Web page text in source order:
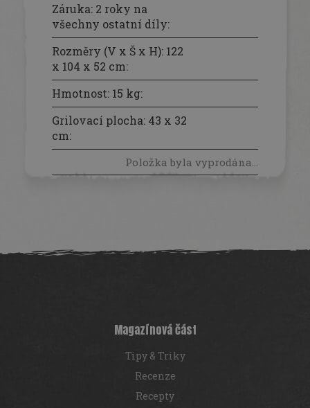
Záruka: 2 roky na
všechny ostatní díly:
Rozměry (V x Š x H): 122
x 104 x 52 cm:
Hmotnost: 15 kg:
Grilovací plocha: 43 x 32
cm:
Položka byla vyprodána…
á
Magazínová část
Tipy & Triky
Recenze
Recepty